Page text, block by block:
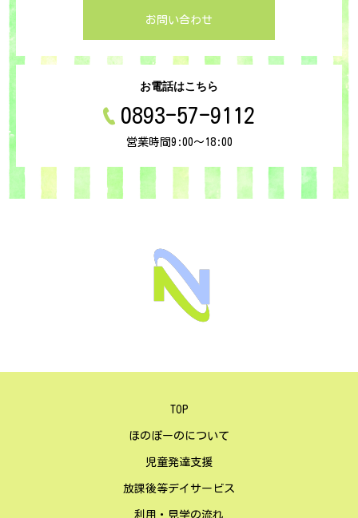
お問い合わせ
お電話はこちら
0893-57-9112
営業時間9:00～18:00
TOP
ほのぼーのについて
児童発達支援
放課後等デイサービス
利用・見学の流れ